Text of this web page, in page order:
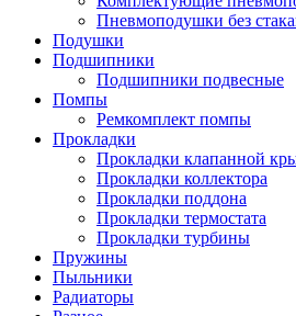
Пневмоподушки без
Подушки
Подшипники
Подшипники подвесные
Помпы
Ремкомплект помпы
Прокладки
Прокладки клапанной
Прокладки коллектора
Прокладки поддона
Прокладки термостата
Прокладки турбины
Пружины
Пыльники
Радиаторы